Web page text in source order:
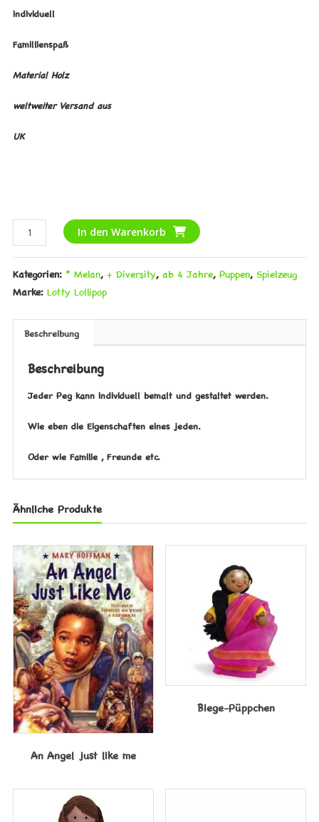
individuell
Famillienspaß
Material Holz
weltweiter Versand aus
UK
Holz
Pegs
Menge
In den Warenkorb
Kategorien: * Melan, + Diversity, ab 4 Jahre, Puppen, Spielzeug
Marke: Lotty Lollipop
Beschreibung
Beschreibung
Jeder Peg kann individuell bemalt und gestaltet werden.
Wie eben die Eigenschaften eines jeden.
Oder wie Familie , Freunde etc.
Ähnliche Produkte
An Angel just like me
Biege-Püppchen